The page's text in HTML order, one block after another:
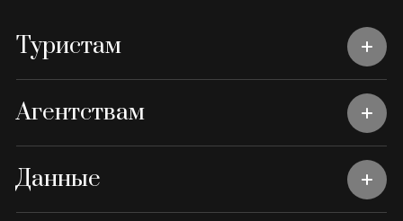
Туристам
Агентствам
Данные